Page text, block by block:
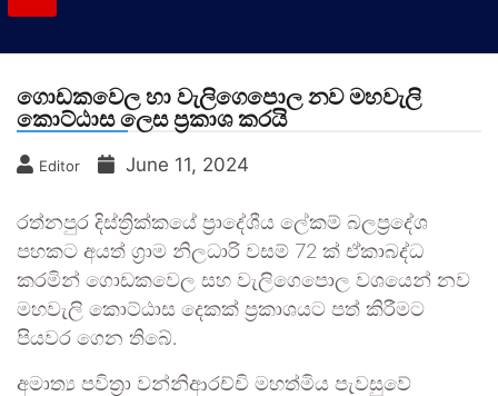
ගොඩකවෙල හා වැලිගෙපොල නව මහවැලි
කොට්ඨාස ලෙස ප්‍රකාශ කරයි
Editor June 11, 2024
රත්නපුර දිස්ත්‍රික්කයේ ප්‍රාදේශීය ලේකම් බලප්‍රදේශ
පහකට අයත් ග්‍රාම නිලධාරි වසම් 72 ක් ඒකාබද්ධ
කරමින් ගොඩකවෙල සහ වැලිගෙපොල වශයෙන් නව
මහවැලි කොට්ඨාස දෙකක් ප්‍රකාශයට පත් කිරීමට
පියවර ගෙන තිබේ.
අමාත්‍ය පවිත්‍රා වන්නිආරච්චි මහත්මිය පැවසුවේ